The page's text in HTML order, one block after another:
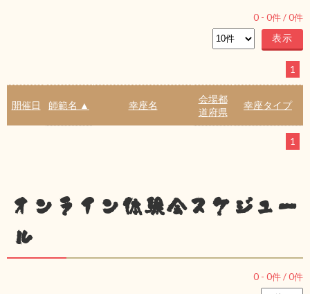
0 - 0件 /0件
1
開催日 師範名 ▲ 幸座名
会場都
道府県
幸座タイプ
1
オンライン体験会スケジュー
ル
0 - 0件 /0件